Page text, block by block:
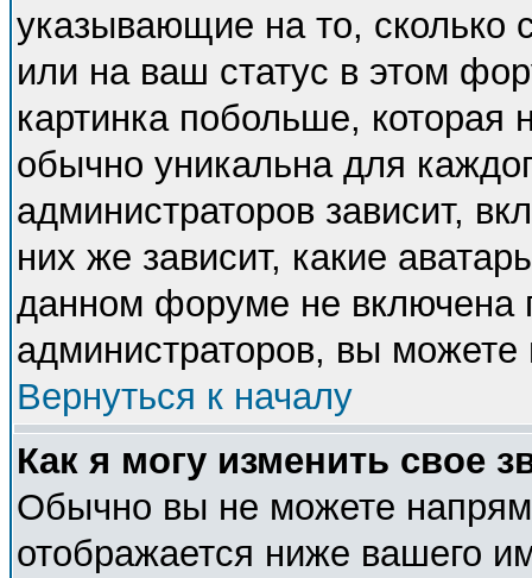
указывающие на то,
или на ваш статус в этом
картинка побольше, которая
обычно уникальна для
администраторов зависит,
них же зависит, какие
данном форуме не включена
администраторов, вы
Вернуться к началу
Как я могу изменить свое
Обычно вы не можете
отображается ниже вашего